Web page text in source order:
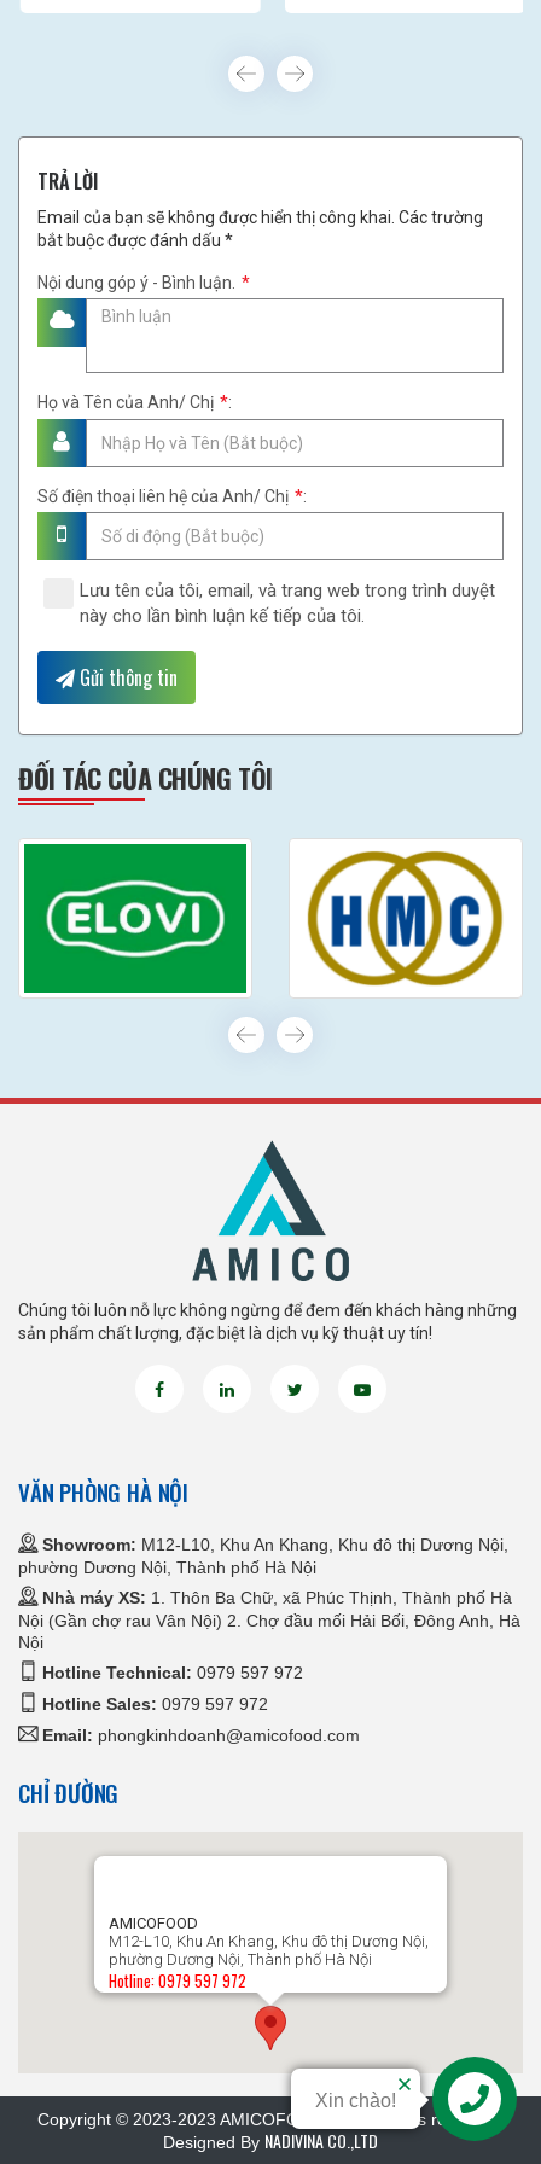
TRẢ LỜI
Email của bạn sẽ không được hiển thị công khai. Các trường
bắt buộc được đánh dấu *
Nội dung góp ý - Bình luận. *
Họ và Tên của Anh/ Chị *:
Số điện thoại liên hệ của Anh/ Chị *:
Lưu tên của tôi, email, và trang web trong trình duyệt
này cho lần bình luận kế tiếp của tôi.
Gửi thông tin
ĐỐI TÁC CỦA CHÚNG TÔI
Chúng tôi luôn nỗ lực không ngừng để đem đến khách hàng những
sản phẩm chất lượng, đặc biệt là dịch vụ kỹ thuật uy tín!
VĂN PHÒNG HÀ NỘI
Showroom: M12-L10, Khu An Khang, Khu đô thị Dương Nội,
phường Dương Nội, Thành phố Hà Nội
Nhà máy XS: 1. Thôn Ba Chữ, xã Phúc Thịnh, Thành phố Hà
Nội (Gần chợ rau Vân Nội) 2. Chợ đầu mối Hải Bối, Đông Anh, Hà
Nội
Hotline Technical: 0979 597 972
Hotline Sales: 0979 597 972
Email: phongkinhdoanh@amicofood.com
CHỈ ĐƯỜNG
AMICOFOOD
M12-L10, Khu An Khang, Khu đô thị Dương Nội,
phường Dương Nội, Thành phố Hà Nội
Hotline: 0979 597 972
Copyright © 2023-2023 AMICOFOOD.VN. All rights reserved.
Designed By NADIVINA CO.,LTD
Xin chào!